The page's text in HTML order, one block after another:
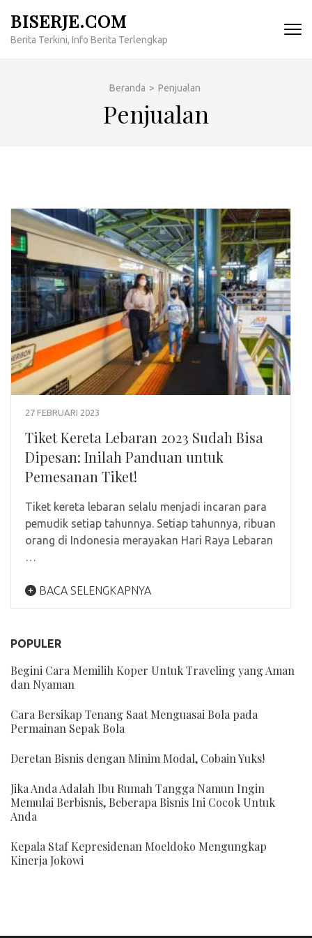
konten
BISERJE.COM
Berita Terkini, Info Berita Terlengkap
Beranda > Penjualan
Penjualan
27 FEBRUARI 2023
Tiket Kereta Lebaran 2023 Sudah Bisa
Dipesan: Inilah Panduan untuk
Pemesanan Tiket!
Tiket kereta lebaran selalu menjadi incaran para
pemudik setiap tahunnya. Setiap tahunnya, ribuan
orang di Indonesia merayakan Hari Raya Lebaran
…
BACA SELENGKAPNYA
POPULER
Begini Cara Memilih Koper Untuk Traveling yang Aman
dan Nyaman
Cara Bersikap Tenang Saat Menguasai Bola pada
Permainan Sepak Bola
Deretan Bisnis dengan Minim Modal, Cobain Yuks!
Jika Anda Adalah Ibu Rumah Tangga Namun Ingin
Memulai Berbisnis, Beberapa Bisnis Ini Cocok Untuk
Anda
Kepala Staf Kepresidenan Moeldoko Mengungkap
Kinerja Jokowi